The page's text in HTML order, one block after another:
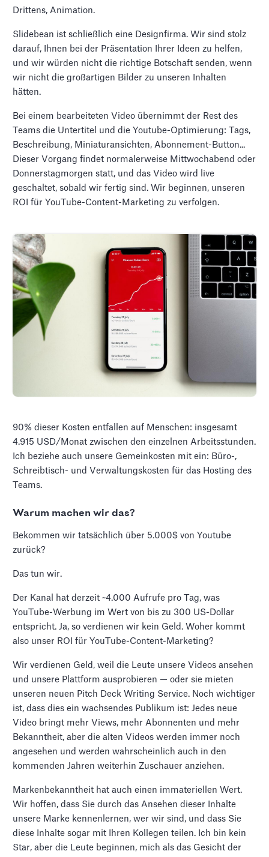
Drittens, Animation.
Slidebean ist schließlich eine Designfirma. Wir sind stolz
darauf, Ihnen bei der Präsentation Ihrer Ideen zu helfen,
und wir würden nicht die richtige Botschaft senden, wenn
wir nicht die großartigen Bilder zu unseren Inhalten
hätten.
Bei einem bearbeiteten Video übernimmt der Rest des
Teams die Untertitel und die Youtube-Optimierung: Tags,
Beschreibung, Miniaturansichten, Abonnement-Button...
Dieser Vorgang findet normalerweise Mittwochabend oder
Donnerstagmorgen statt, und das Video wird live
geschaltet, sobald wir fertig sind. Wir beginnen, unseren
ROI für YouTube-Content-Marketing zu verfolgen.
90% dieser Kosten entfallen auf Menschen: insgesamt
4.915 USD/Monat zwischen den einzelnen Arbeitsstunden.
Ich beziehe auch unsere Gemeinkosten mit ein: Büro-,
Schreibtisch- und Verwaltungskosten für das Hosting des
Teams.
Warum machen wir das?
Bekommen wir tatsächlich über 5.000$ von Youtube
zurück?
Das tun wir.
Der Kanal hat derzeit ~4.000 Aufrufe pro Tag, was
YouTube-Werbung im Wert von bis zu 300 US-Dollar
entspricht. Ja, so verdienen wir kein Geld. Woher kommt
also unser ROI für YouTube-Content-Marketing?
Wir verdienen Geld, weil die Leute unsere Videos ansehen
und unsere Plattform ausprobieren — oder sie mieten
unseren neuen Pitch Deck Writing Service. Noch wichtiger
ist, dass dies ein wachsendes Publikum ist: Jedes neue
Video bringt mehr Views, mehr Abonnenten und mehr
Bekanntheit, aber die alten Videos werden immer noch
angesehen und werden wahrscheinlich auch in den
kommenden Jahren weiterhin Zuschauer anziehen.
Markenbekanntheit hat auch einen immateriellen Wert.
Wir hoffen, dass Sie durch das Ansehen dieser Inhalte
unsere Marke kennenlernen, wer wir sind, und dass Sie
diese Inhalte sogar mit Ihren Kollegen teilen. Ich bin kein
Star, aber die Leute beginnen, mich als das Gesicht der